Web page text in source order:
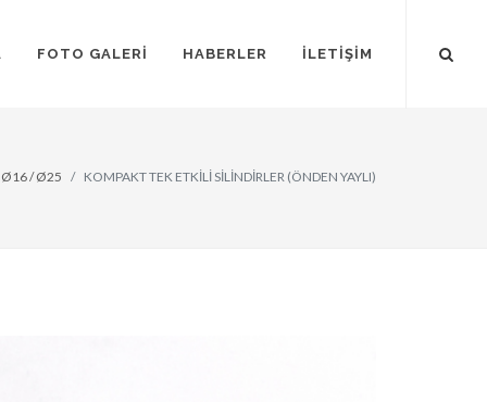
FOTO GALERİ HABERLER İLETİŞİM
Ø16 / Ø25 KOMPAKT TEK ETKİLİ SİLİNDİRLER (ÖNDEN YAYLI)